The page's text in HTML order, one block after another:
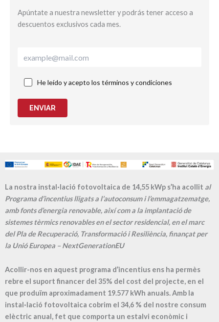
Apúntate a nuestra newsletter y podrás tener acceso a
descuentos exclusivos cada mes.
He leído y acepto los términos y condiciones
ENVIAR
La nostra instal·lació fotovoltaica de 14,55 kWp s’ha acollit al
Programa d’incentius lligats a l’autoconsum i l’emmagatzematge,
amb fonts d’energia renovable, així com a la implantació de
sistemes tèrmics renovables en el sector residencial, en el marc
del Pla de Recuperació, Transformació i Resiliència, finançat per
la Unió Europea – NextGenerationEU
Acollir-nos en aquest programa d’incentius ens ha permès
rebre el suport financer del 35% del cost del projecte, en el
que produïm aproximadament 19.577 kWh anuals. Amb la
instal·lació fotovoltaica cobrim el 34,6 % del nostre consum
elèctric anual, fet que comporta un estalvi econòmic i